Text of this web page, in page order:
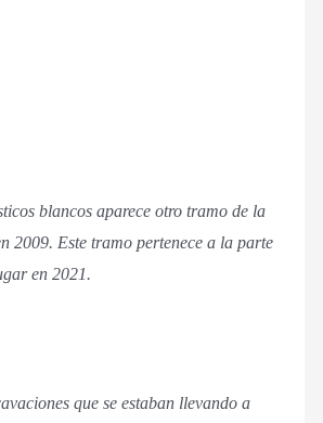
blancos aparece otro tramo de la
2009. Este tramo pertenece a la parte
en 2021.
que se estaban llevando a